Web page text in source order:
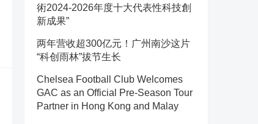
術2024-2026年度十大代表性科技創
新成果”
两年营收超300亿元！广州南沙这片
“科创雨林”拔节生长
Chelsea Football Club Welcomes
GAC as an Official Pre-Season Tour
Partner in Hong Kong and Malay